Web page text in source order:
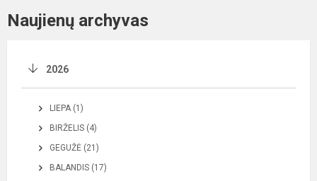
Naujienų archyvas
2026
LIEPA (1)
BIRŽELIS (4)
GEGUŽĖ (21)
BALANDIS (17)